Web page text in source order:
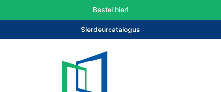
Bestel hier!
Sierdeurcatalogus